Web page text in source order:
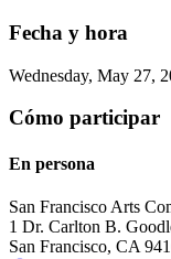
Fecha y hora
Wednesday, May 27,
Cómo participar
En persona
San Francisco Arts
1 Dr. Carlton B.
San Francisco, CA